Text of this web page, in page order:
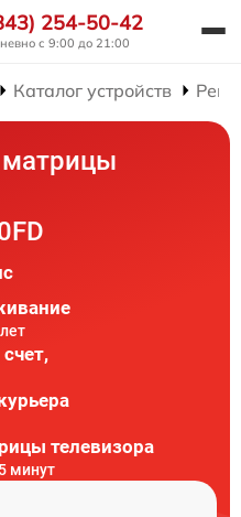
254-50-42
с 9:00 до 21:00
Каталог устройств
телевизора
минут